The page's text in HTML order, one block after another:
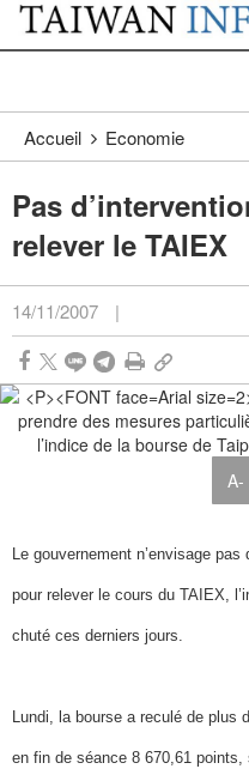
Passer au contenu principal
:::
Accueil Economie
Pas
relever le TAIEX
14/11/2007 |
A-
Le gouvernement n’envisage
pour relever le cours du TAIEX,
chuté ces derniers jours.
Lundi, la bourse a reculé de plus
en fin de séance 8 670,61